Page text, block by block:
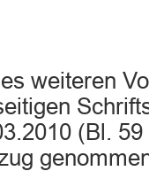
weiteren
(Bl.